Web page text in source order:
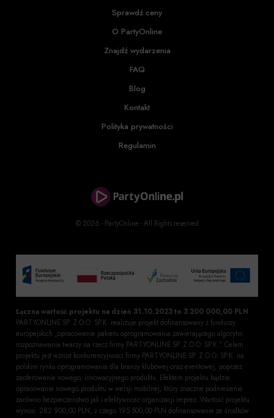
© 2026 - PartyOnline - All Rights reserved
Sprawdź ceny
O PartyOnline
Znajdź wydarzenia
FAQ
Blog
Kontakt
Polityka prywatności
Regulamin
Łączna wartość projektu na dzień 31.10.2023 to 3 200 000,00 PLN
PARTYONLINE SP. Z O.O. SP.K. realizuje projekt dofinansowany z funduszy
europejskich „opracowanie pakietu oprogramowania zawierającego algorytm
rozpoznawania twarzy na rzecz firmy PARTYONLINE SP. Z O.O. SP.K.”. Celem
projektu jest wzrost konkurencyjności firmy PARTYONLINE SP. Z O.O. SP.K. na
polskim rynku oprogramowania dla branży klubowej oraz eventowej, poprzez
zaoferowanie nowego, innowacyjnego produktu. Efektem projektu będzie
opracowanie nowego produktu w wersji mobilnej, który znaczne podniesienie
zarówno bezpieczeństwo jak i efektywność organizacji imprez. Wartość projektu
wynosi: 282 900,00 PLN, z czego 195 500,00 PLN dofinansowanie ze środków